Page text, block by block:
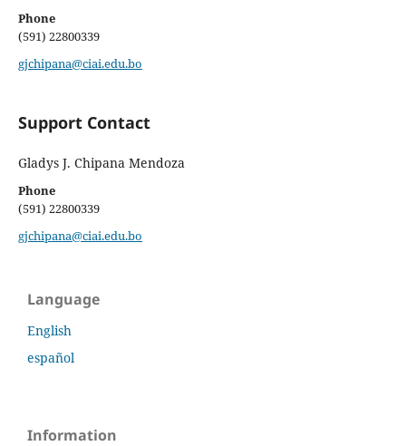
Phone
(591) 22800339
gjchipana@ciai.edu.bo
Support Contact
Gladys J. Chipana Mendoza
Phone
(591) 22800339
gjchipana@ciai.edu.bo
Language
English
español
Information